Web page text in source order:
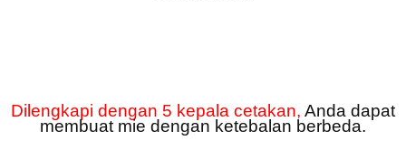
Dilengkapi dengan 5 kepala cetakan, Anda dapat
membuat mie dengan ketebalan berbeda.